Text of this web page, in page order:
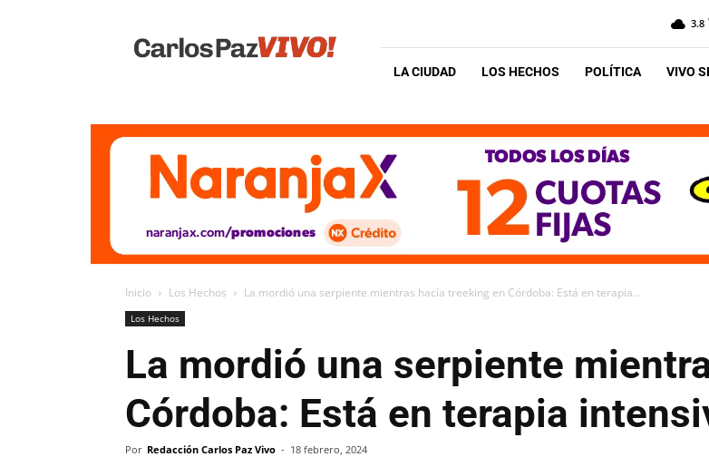
Vivo
3.8
LA CIUDAD LOS HECHOS POLÍTICA VIVO
Inicio Los Hechos La mordió una serpiente mientras hacía treeking en Córdoba: Está en terapia...
Los Hechos
La mordió una serpiente
Córdoba: Está en terapia
Por Redacción Carlos Paz Vivo - 18 febrero, 2024